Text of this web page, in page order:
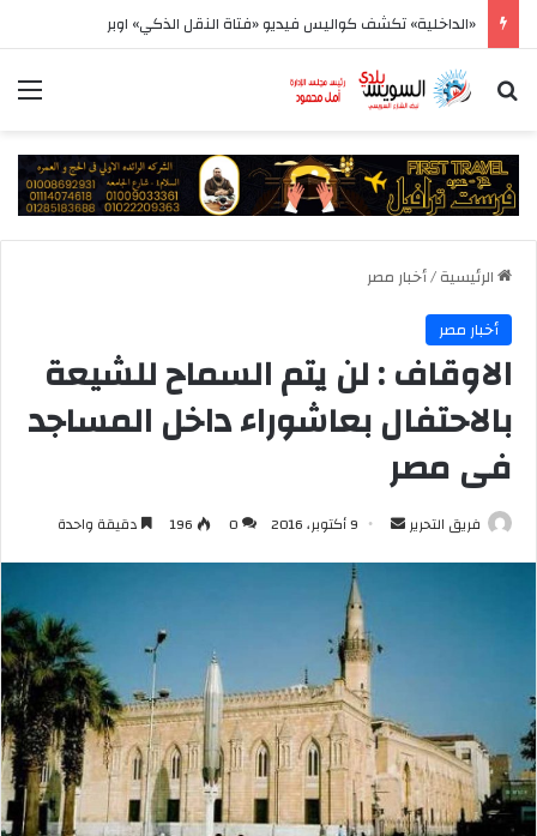
«الداخلية» تكشف كواليس فيديو «فتاة النقل الذكي» اوبر
بحث عن
الرئيسية/أخبار مصر
أخبار مصر
الاوقاف : لن يتم السماح للشيعة
بالاحتفال بعاشوراء داخل المساجد
فى مصر
فريق التحرير
أرسل
إلكترونيا
9 أكتوبر، 2016 0
196 دقيقة واحدة